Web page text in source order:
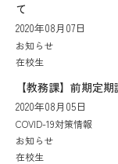
て
2020年08月07日
お知らせ
在校生
【教務課】前期定
2020年08月05日
COVID-19対策情報
お知らせ
在校生